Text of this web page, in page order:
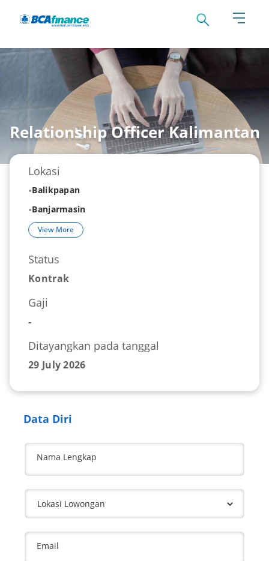
Relationship Officer Kalimantan
Lokasi
Balikpapan
Banjarmasin
View More
Status
Kontrak
Gaji
-
Ditayangkan pada tanggal
29 July 2026
Data Diri
Nama Lengkap
Email